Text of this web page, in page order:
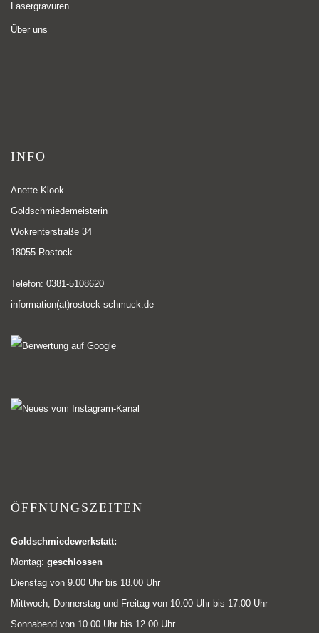
Lasergravuren
Über uns
INFO
Anette Klook
Goldschmiedemeisterin
Wokrenterstraße 34
18055 Rostock
Telefon: 0381-5108620
information(at)rostock-schmuck.de
ÖFFNUNGSZEITEN
Goldschmiedewerkstatt:
Montag: geschlossen
Dienstag von 9.00 Uhr bis 18.00 Uhr
Mittwoch, Donnerstag und Freitag von 10.00 Uhr bis 17.00 Uhr
Sonnabend von 10.00 Uhr bis 12.00 Uhr